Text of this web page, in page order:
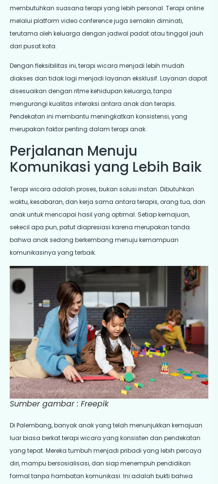
membutuhkan suasana terapi yang lebih personal. Terapi online
melalui platform video conference juga semakin diminati,
terutama oleh keluarga dengan jadwal padat atau tinggal jauh
dari pusat kota.
Dengan fleksibilitas ini, terapi wicara menjadi lebih mudah
diakses dan tidak lagi menjadi layanan eksklusif. Layanan dapat
disesuaikan dengan ritme kehidupan keluarga, tanpa
mengurangi kualitas interaksi antara anak dan terapis.
Pendekatan ini membantu meningkatkan konsistensi, yang
merupakan faktor penting dalam terapi anak.
Perjalanan Menuju
Komunikasi yang Lebih Baik
Terapi wicara adalah proses, bukan solusi instan. Dibutuhkan
waktu, kesabaran, dan kerja sama antara terapis, orang tua, dan
anak untuk mencapai hasil yang optimal. Setiap kemajuan,
sekecil apa pun, patut diapresiasi karena merupakan tanda
bahwa anak sedang berkembang menuju kemampuan
komunikasinya yang terbaik.
Sumber gambar : Freepik
Di Palembang, banyak anak yang telah menunjukkan kemajuan
luar biasa berkat terapi wicara yang konsisten dan pendekatan
yang tepat. Mereka tumbuh menjadi pribadi yang lebih percaya
diri, mampu bersosialisasi, dan siap menempuh pendidikan
formal tanpa hambatan komunikasi. Ini adalah bukti bahwa